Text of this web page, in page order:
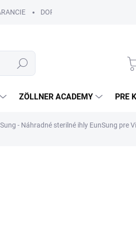
DOPRAVA A POŠTOVNÉ
Hľadať
ZÖLLNER ACADEMY PRE
- Náhradné sterilné ihly EunSung pre